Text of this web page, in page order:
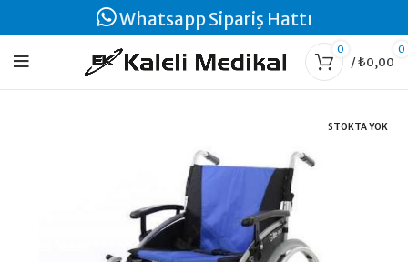
Whatsapp Sipariş Hattı
0 0
/₺0,00
STOKTA YOK